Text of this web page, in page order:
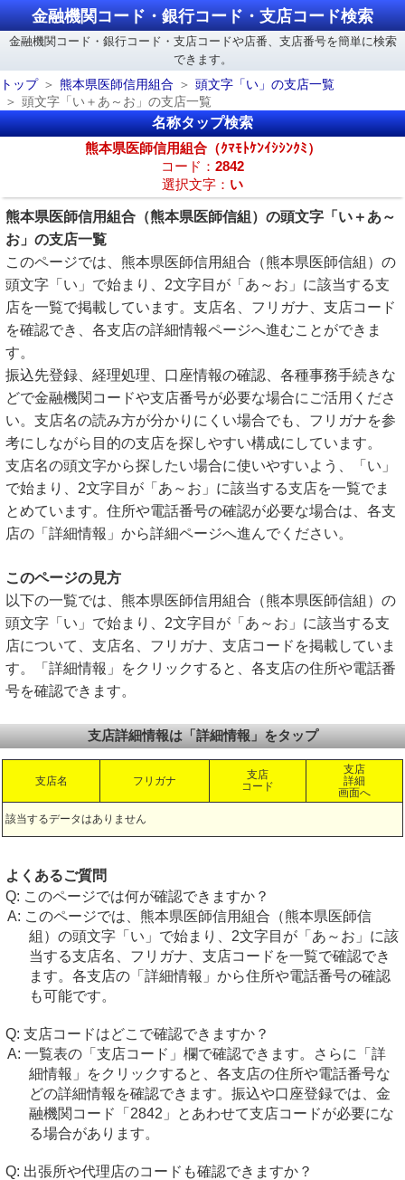
金融機関コード・銀行コード・支店コード検索
金融機関コード・銀行コード・支店コードや店番、支店番号を簡単に検索
できます。
トップ
熊本県医師信用組合
頭文字「い」の支店一覧
頭文字「い＋あ～お」の支店一覧
名称タップ検索
熊本県医師信用組合（ｸﾏﾓﾄｹﾝｲｼｼﾝｸﾐ）
コード： 2842
選択文字： い
熊本県医師信用組合（熊本県医師信組）の頭文字「い＋あ～
お」の支店一覧
このページでは、熊本県医師信用組合（熊本県医師信組）の
頭文字「い」で始まり、2文字目が「あ～お」に該当する支
店を一覧で掲載しています。支店名、フリガナ、支店コード
を確認でき、各支店の詳細情報ページへ進むことができま
す。
振込先登録、経理処理、口座情報の確認、各種事務手続きな
どで金融機関コードや支店番号が必要な場合にご活用くださ
い。支店名の読み方が分かりにくい場合でも、フリガナを参
考にしながら目的の支店を探しやすい構成にしています。
支店名の頭文字から探したい場合に使いやすいよう、「い」
で始まり、2文字目が「あ～お」に該当する支店を一覧でま
とめています。住所や電話番号の確認が必要な場合は、各支
店の「詳細情報」から詳細ページへ進んでください。
このページの見方
以下の一覧では、熊本県医師信用組合（熊本県医師信組）の
頭文字「い」で始まり、2文字目が「あ～お」に該当する支
店について、支店名、フリガナ、支店コードを掲載していま
す。「詳細情報」をクリックすると、各支店の住所や電話番
号を確認できます。
支店詳細情報は「詳細情報」をタップ
支店名 フリガナ
支店
コード
支店
詳細
画面へ
該当するデータはありません
よくあるご質問
このページでは何が確認できますか？
このページでは、熊本県医師信用組合（熊本県医師信
組）の頭文字「い」で始まり、2文字目が「あ～お」に該
当する支店名、フリガナ、支店コードを一覧で確認でき
ます。各支店の「詳細情報」から住所や電話番号の確認
も可能です。
支店コードはどこで確認できますか？
一覧表の「支店コード」欄で確認できます。さらに「詳
細情報」をクリックすると、各支店の住所や電話番号な
どの詳細情報を確認できます。振込や口座登録では、金
融機関コード「2842」とあわせて支店コードが必要にな
る場合があります。
出張所や代理店のコードも確認できますか？